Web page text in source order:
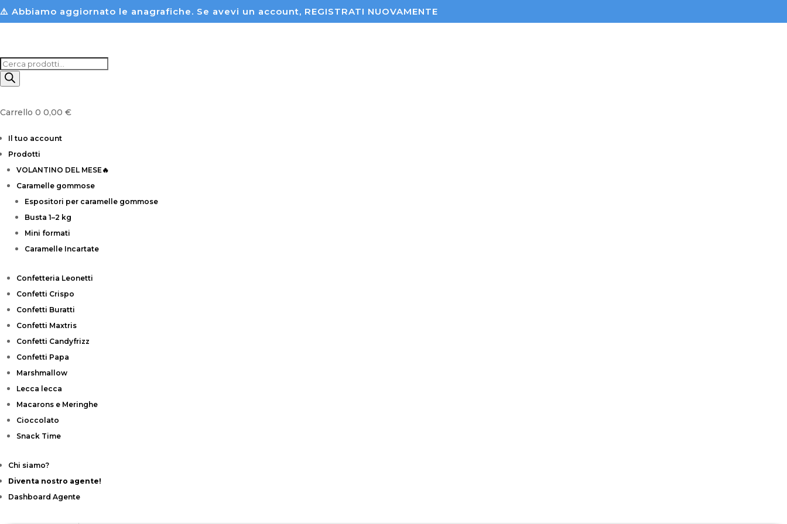
⚠️ Abbiamo aggiornato le anagrafiche. Se avevi un account, REGISTRATI NUOVAMENTE
Products
search
Carrello 0 0,00 €
Il tuo account
Prodotti
VOLANTINO DEL MESE🔥
Caramelle gommose
Espositori per caramelle gommose
Busta 1–2 kg
Mini formati
Caramelle Incartate
Confetteria Leonetti
Confetti Crispo
Confetti Buratti
Confetti Maxtris
Confetti Candyfrizz
Confetti Papa
Marshmallow
Lecca lecca
Macarons e Meringhe
Cioccolato
Snack Time
Chi siamo?
Diventa nostro agente!
Dashboard Agente